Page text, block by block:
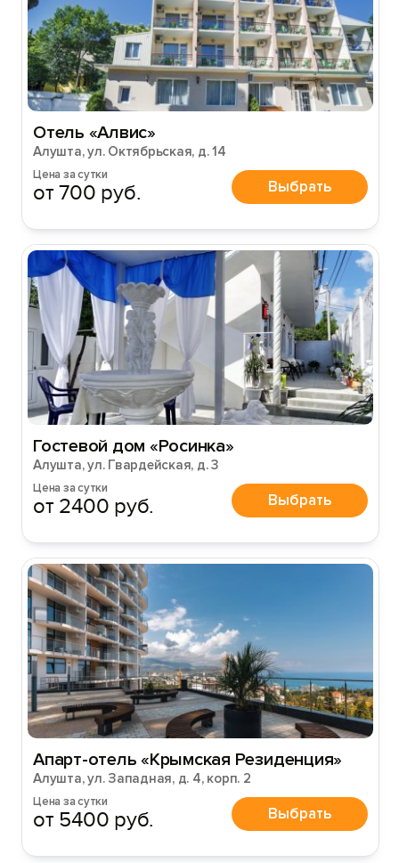
Отель «Алвис»
Алушта, ул. Октябрьская, д. 14
Цена за сутки
от 700 руб. Выбрать
Гостевой дом «Росинка»
Алушта, ул. Гвардейская, д. 3
Цена за сутки
от 2400 руб. Выбрать
Апарт-отель «Крымская Резиденция»
Алушта, ул. Западная, д. 4, корп. 2
Цена за сутки
от 5400 руб. Выбрать
Вход на сайт
Войти или Зарегистрироваться
Войти с помощью